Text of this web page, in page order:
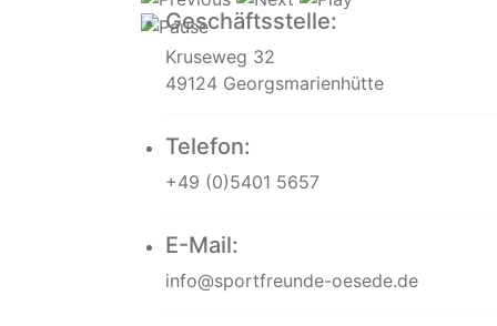
Geschäftsstelle:
Kruseweg 32
49124 Georgsmarienhütte
Telefon:
+49 (0)5401 5657
E-Mail:
info@sportfreunde-oesede.de